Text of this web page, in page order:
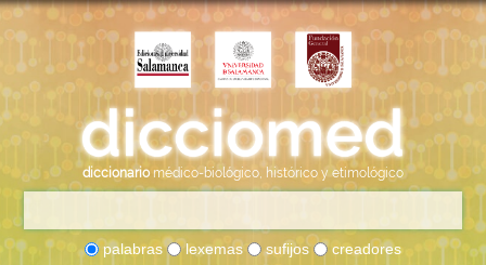
diccionario médico-biológico, histórico y etimológico
palabras lexemas sufijos creadores